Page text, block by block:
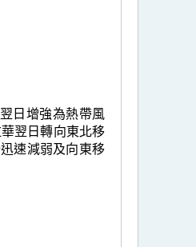
日增強為熱帶風
翌日轉向東北移
速減弱及向東移